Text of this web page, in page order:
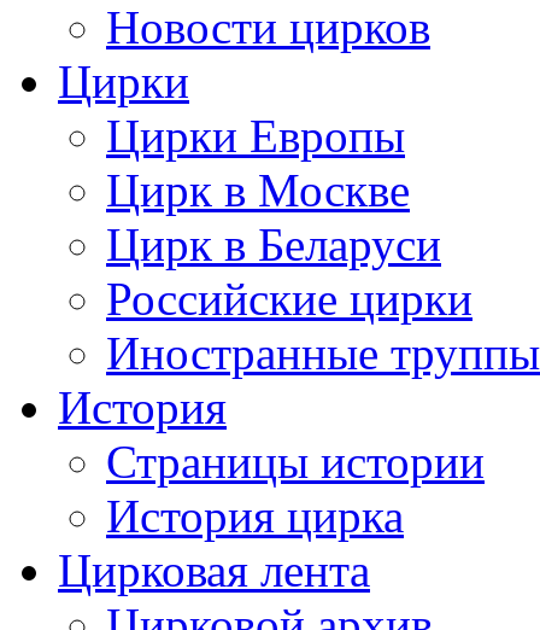
Новости цирков
Цирки
Цирки Европы
Цирк в Москве
Цирк в Беларуси
Российские цирки
Иностранные труппы
История
Страницы истории
История цирка
Цирковая лента